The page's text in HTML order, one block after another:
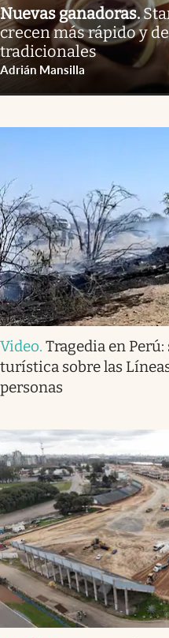
Nuevas ganadoras.
crecen más rápido y
tradicionales
Adrián Mansilla
Video. Tragedia en
turística sobre las
personas